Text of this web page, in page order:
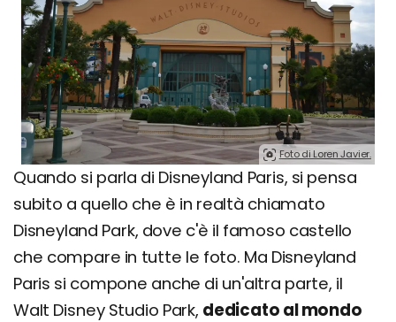
Foto di Loren Javier.
Quando si parla di Disneyland Paris, si pensa
subito a quello che è in realtà chiamato
Disneyland Park, dove c'è il famoso castello
che compare in tutte le foto. Ma Disneyland
Paris si compone anche di un'altra parte, il
Walt Disney Studio Park, dedicato al mondo